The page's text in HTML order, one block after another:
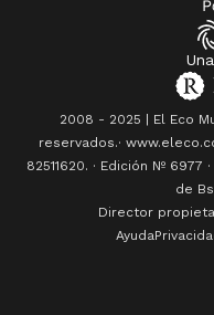
2008 - 2025 | El Eco
reservados.·
82511620. · Edición Nº 6977
de
Director
Ayuda